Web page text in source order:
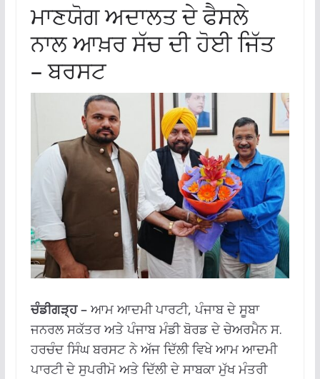
ਮਾਣਯੋਗ ਅਦਾਲਤ ਦੇ ਫੈਸਲੇ
ਨਾਲ ਆਖ਼ਰ ਸੱਚ ਦੀ ਹੋਈ ਜਿੱਤ
– ਬਰਸਟ
ਚੰਡੀਗੜ੍ਹ– ਆਮ ਆਦਮੀ ਪਾਰਟੀ, ਪੰਜਾਬ ਦੇ ਸੂਬਾ
ਜਨਰਲ ਸਕੱਤਰ ਅਤੇ ਪੰਜਾਬ ਮੰਡੀ ਬੋਰਡ ਦੇ ਚੇਅਰਮੈਨ ਸ.
ਹਰਚੰਦ ਸਿੰਘ ਬਰਸਟ ਨੇ ਅੱਜ ਦਿੱਲੀ ਵਿਖੇ ਆਮ ਆਦਮੀ
ਪਾਰਟੀ ਦੇ ਸੁਪਰੀਮੋ ਅਤੇ ਦਿੱਲੀ ਦੇ ਸਾਬਕਾ ਮੁੱਖ ਮੰਤਰੀ